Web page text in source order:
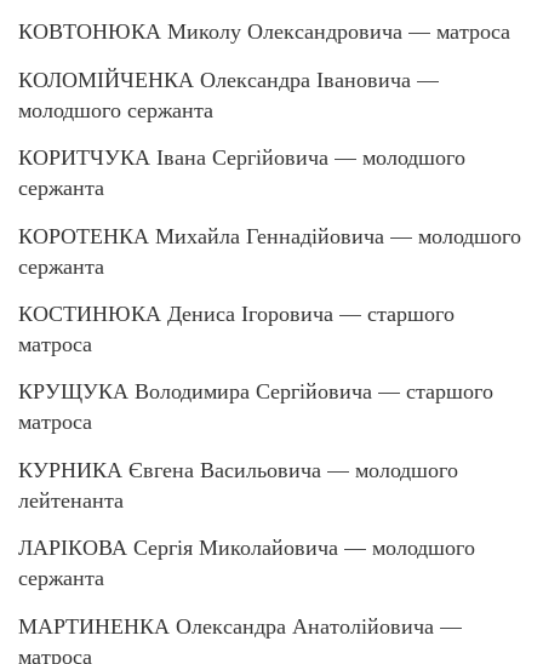
КОВТОНЮКА Миколу Олександровича — матроса
КОЛОМІЙЧЕНКА Олександра Івановича —
молодшого сержанта
КОРИТЧУКА Івана Сергійовича — молодшого
сержанта
КОРОТЕНКА Михайла Геннадійовича — молодшого
сержанта
КОСТИНЮКА Дениса Ігоровича — старшого
матроса
КРУЩУКА Володимира Сергійовича — старшого
матроса
КУРНИКА Євгена Васильовича — молодшого
лейтенанта
ЛАРІКОВА Сергія Миколайовича — молодшого
сержанта
МАРТИНЕНКА Олександра Анатолійовича —
матроса